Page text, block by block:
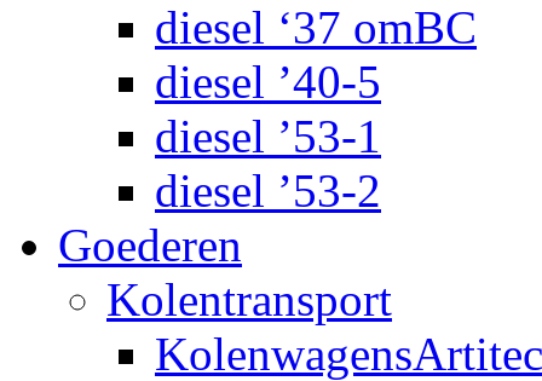
diesel ‘37 omBC
diesel ’40-5
diesel ’53-1
diesel ’53-2
Goederen
Kolentransport
KolenwagensArtitec